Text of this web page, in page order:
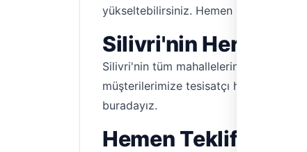
yükseltebilirsiniz. Hemen kaydolun,
Silivri'nin Her
Silivri'nin tüm mahallelerinde, Çarşı,
müşterilerimize tesisatçı hizmeti
buradayız.
Hemen Teklif Alın,